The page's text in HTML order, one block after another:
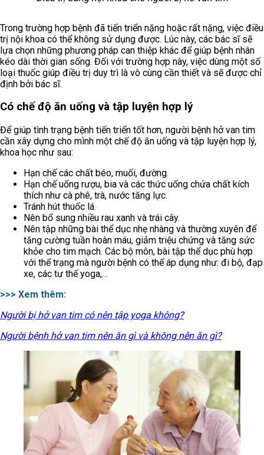
Trong trường hợp bệnh đã tiến triển nặng hoặc rất nặng, việc điều
trị nội khoa có thể không sử dụng được. Lúc này, các bác sĩ sẽ
lựa chọn những phương pháp can thiệp khác để giúp bệnh nhân
kéo dài thời gian sống. Đối với trường hợp này, việc dùng một số
loại thuốc giúp điều trị duy trì là vô cùng cần thiết và sẽ được chỉ
định bởi bác sĩ.
Có chế độ ăn uống và tập luyện hợp lý
Để giúp tình trạng bệnh tiến triển tốt hơn, người bệnh hở van tim
cần xây dựng cho mình một chế độ ăn uống và tập luyện hợp lý,
khoa học như sau:
Hạn chế các chất béo, muối, đường.
Hạn chế uống rượu, bia và các thức uống chứa chất kích
thích như cà phê, trà, nước tăng lực.
Tránh hút thuốc lá.
Nên bổ sung nhiều rau xanh và trái cây.
Nên tập những bài thể dục nhẹ nhàng và thường xuyên để
tăng cường tuần hoàn máu, giảm triệu chứng và tăng sức
khỏe cho tim mạch. Các bộ môn, bài tập thể dục phù hợp
với thể trạng mà người bệnh có thể áp dụng như: đi bộ, đạp
xe, các tư thế yoga,…
>>> Xem thêm:
Người bị hở van tim có nên tập yoga không?
Người bệnh hở van tim nên ăn gì và không nên ăn gì?